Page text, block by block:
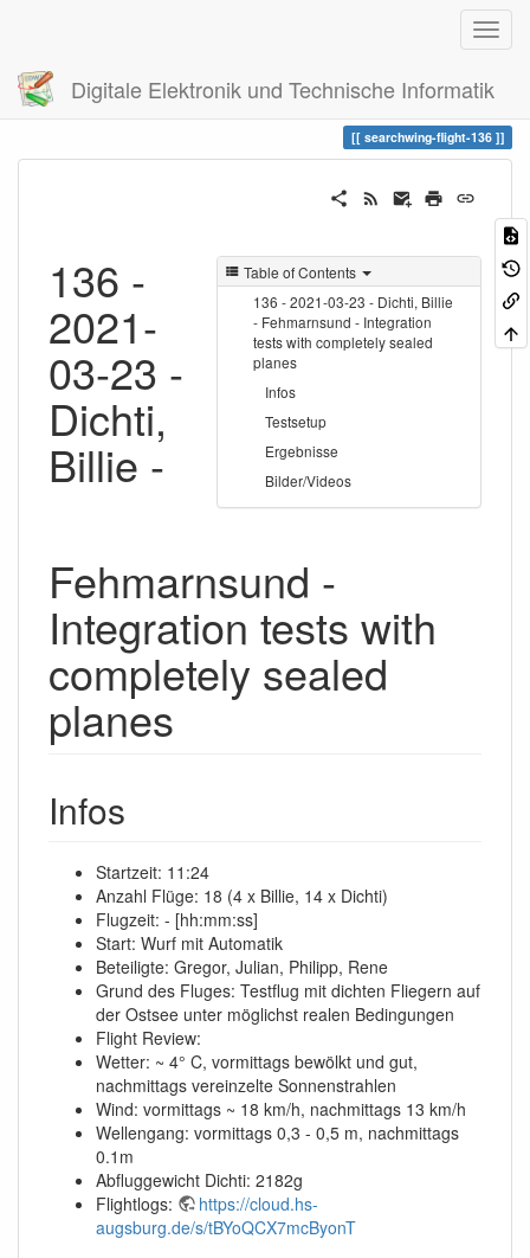
Digitale Elektronik und Technische Informatik
Trace searchwing-flight-136
searchwing-flight-136
Table of Contents
136 - 2021-03-23 - Dichti, Billie
- Fehmarnsund - Integration
tests with completely sealed
planes
Infos
Testsetup
Ergebnisse
Bilder/Videos
136 -
2021-
03-23 -
Dichti,
Billie -
Fehmarnsund -
Integration tests with
completely sealed
planes
Infos
Startzeit: 11:24
Anzahl Flüge: 18 (4 x Billie, 14 x Dichti)
Flugzeit: - [hh:mm:ss]
Start: Wurf mit Automatik
Beteiligte: Gregor, Julian, Philipp, Rene
Grund des Fluges: Testflug mit dichten Fliegern auf
der Ostsee unter möglichst realen Bedingungen
Flight Review:
Wetter: ~ 4° C, vormittags bewölkt und gut,
nachmittags vereinzelte Sonnenstrahlen
Wind: vormittags ~ 18 km/h, nachmittags 13 km/h
Wellengang: vormittags 0,3 - 0,5 m, nachmittags
0.1m
Abfluggewicht Dichti: 2182g
Flightlogs:
https://cloud.hs-
augsburg.de/s/tBYoQCX7mcByonT